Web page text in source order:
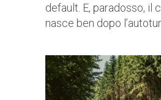
default. E, paradosso, il
nasce ben dopo